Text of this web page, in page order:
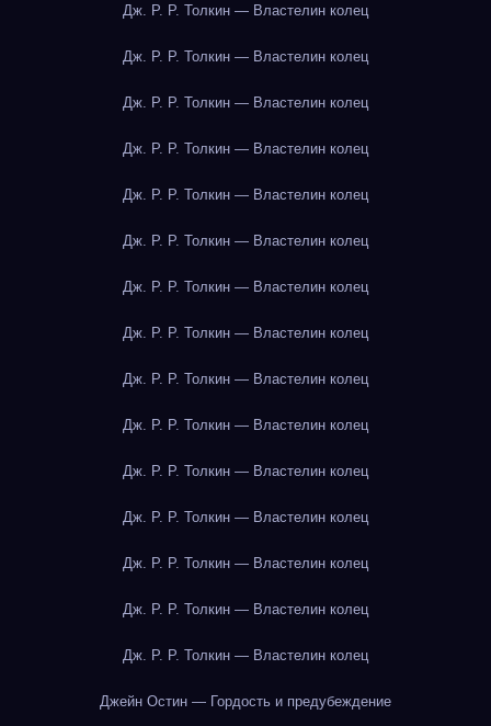
Дж. Р. Р. Толкин — Властелин колец
Дж. Р. Р. Толкин — Властелин колец
Дж. Р. Р. Толкин — Властелин колец
Дж. Р. Р. Толкин — Властелин колец
Дж. Р. Р. Толкин — Властелин колец
Дж. Р. Р. Толкин — Властелин колец
Дж. Р. Р. Толкин — Властелин колец
Дж. Р. Р. Толкин — Властелин колец
Дж. Р. Р. Толкин — Властелин колец
Дж. Р. Р. Толкин — Властелин колец
Дж. Р. Р. Толкин — Властелин колец
Дж. Р. Р. Толкин — Властелин колец
Дж. Р. Р. Толкин — Властелин колец
Дж. Р. Р. Толкин — Властелин колец
Дж. Р. Р. Толкин — Властелин колец
Джейн Остин — Гордость и предубеждение